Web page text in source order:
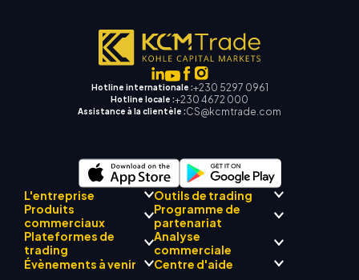
Hotline internationale :+230 5297 0961
Hotline locale :+230 4672 000
Assistance à la clientèle :CS@kcmtrade.com
L'entreprise
Conformité réglementaire
À propos de
L'équipe
Philosophie d'entreprise
Actualités de l'entreprise
Outils de trading
Mentor
Centre de signalisation
commerciale KCM
Calendrier économique
Assistance EA pour MT4
Produits
commerciaux
Forex
Métaux précieux
Énergies
Programme de
partenariat
Présentation du
programme Broker
Plateformes de
trading
Analyse
commerciale
Évènements à venir Centre d'aide